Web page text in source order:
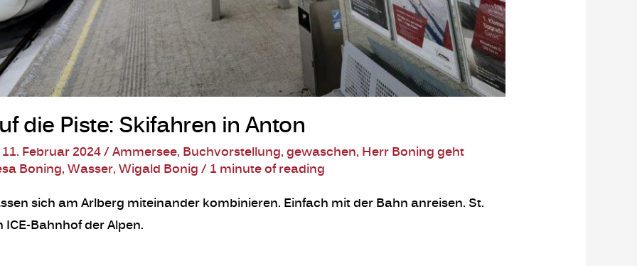
die Piste: Skifahren in Anton
11. Februar 2024/Ammersee, Buchvorstellung,gewaschen, Herr Boning geht
Boning,Wasser,Wigald Bonig/1 minute of reading
sich am Arlberg miteinander kombinieren. Einfach mit der Bahn anreisen. St.
Bahnhof der Alpen.